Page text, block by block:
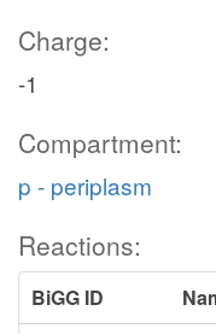
Charge:
-1
Compartment:
p - periplasm
Reactions:
BiGG ID